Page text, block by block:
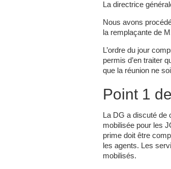
La directrice
Nous avons
la remplaçante de
L’ordre du jour
permis d’en traiter
que la réunion ne
Point 1
La DG a discuté
mobilisée pour les
prime doit être
les agents. Les
mobilisés.